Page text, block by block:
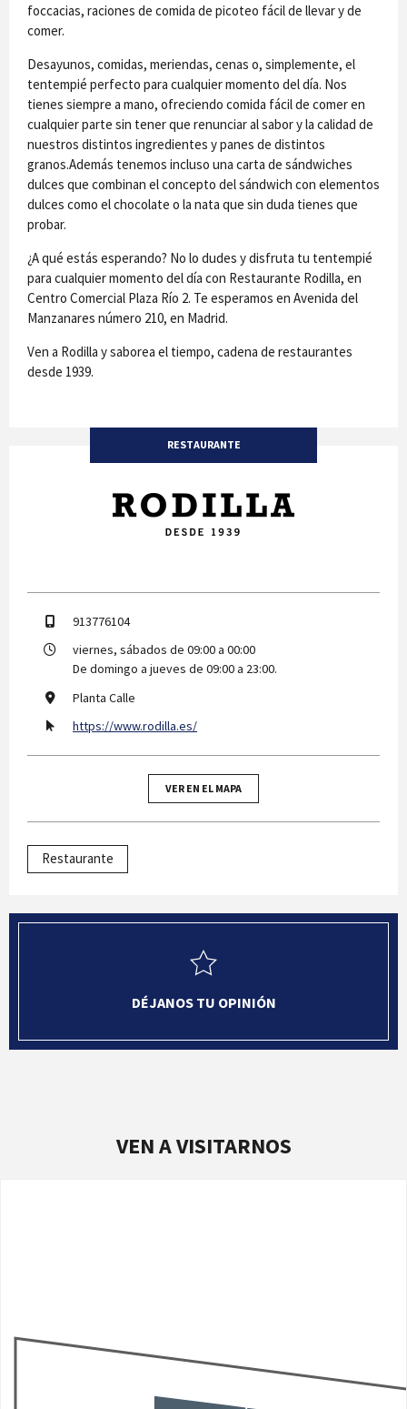
foccacias, raciones de comida de picoteo fácil de llevar y de
comer.
Desayunos, comidas, meriendas, cenas o, simplemente, el
tentempié perfecto para cualquier momento del día. Nos
tienes siempre a mano, ofreciendo comida fácil de comer en
cualquier parte sin tener que renunciar al sabor y la calidad de
nuestros distintos ingredientes y panes de distintos
granos.Además tenemos incluso una carta de sándwiches
dulces que combinan el concepto del sándwich con elementos
dulces como el chocolate o la nata que sin duda tienes que
probar.
¿A qué estás esperando? No lo dudes y disfruta tu tentempié
para cualquier momento del día con Restaurante Rodilla, en
Centro Comercial Plaza Río 2. Te esperamos en Avenida del
Manzanares número 210, en Madrid.
Ven a Rodilla y saborea el tiempo, cadena de restaurantes
desde 1939.
RESTAURANTE
Rodilla
913776104
viernes, sábados de 09:00 a 00:00
De domingo a jueves de 09:00 a 23:00.
Planta Calle
https://www.rodilla.es/
VER EN EL MAPA
Restaurante
DÉJANOS TU OPINIÓN
VEN A VISITARNOS